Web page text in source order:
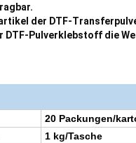
der DTF-
Pulverklebstoff die
20 Packungen/
1 kg/Tasche